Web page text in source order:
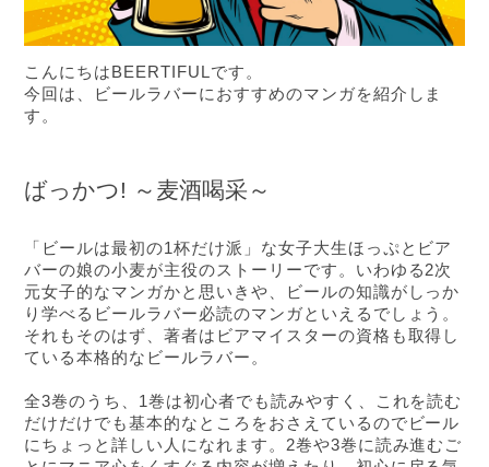
こんにちはBEERTIFULです。
今回は、ビールラバーにおすすめのマンガを紹介しま
す。
ばっかつ! ～麦酒喝采～
「ビールは最初の1杯だけ派」な女子大生ほっぷとビア
バーの娘の小麦が主役のストーリーです。いわゆる2次
元女子的なマンガかと思いきや、ビールの知識がしっか
り学べるビールラバー必読のマンガといえるでしょう。
それもそのはず、著者はビアマイスターの資格も取得し
ている本格的なビールラバー。
全3巻のうち、1巻は初心者でも読みやすく、これを読む
だけだけでも基本的なところをおさえているのでビール
にちょっと詳しい人になれます。 2巻や3巻に読み進むご